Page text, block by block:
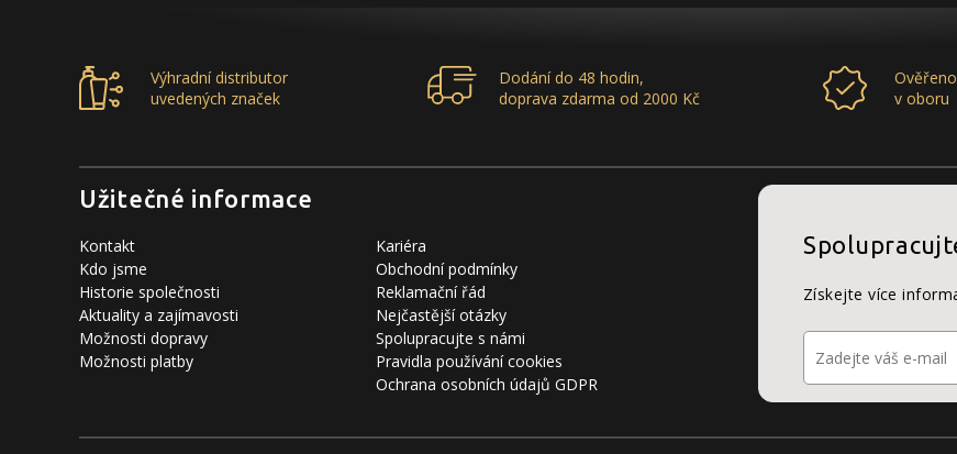
Výhradní distributor
uvedených značek
Dodání do 48 hodin,
doprava zdarma od 2000 Kč
v oboru
Užitečné informace
Kontakt
Kdo jsme
Historie společnosti
Aktuality a zajímavosti
Možnosti dopravy
Možnosti platby
Kariéra
Obchodní podmínky
Reklamační řád
Nejčastější otázky
Spolupracujte s námi
Pravidla používání cookies
Ochrana osobních údajů GDPR
Získejte více